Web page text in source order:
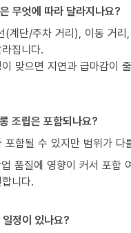
무엇에 따라 달라지나요?
(계단/주차 거리), 이동 거리
집니다.
맞으면 지연과 급마감이
조립은 포함되나요?
포함될 수 있지만 범위가 다
품질에 영향이 커서 포함
니다.
정이 있나요?